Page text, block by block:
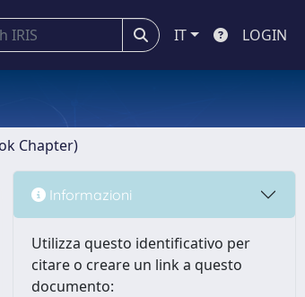
IT LOGIN
Chapter)
Informazioni
Utilizza questo identificativo per
citare o creare un link a questo
documento: